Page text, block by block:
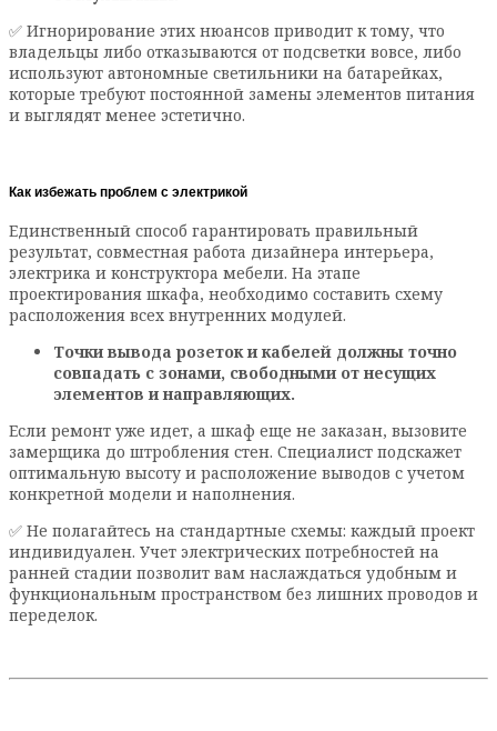
✅ Игнорирование этих нюансов приводит к тому, что
владельцы либо отказываются от подсветки вовсе, либо
используют автономные светильники на батарейках,
которые требуют постоянной замены элементов питания
и выглядят менее эстетично.
Как избежать проблем с электрикой
Единственный способ гарантировать правильный
результат, совместная работа дизайнера интерьера,
электрика и конструктора мебели. На этапе
проектирования шкафа, необходимо составить схему
расположения всех внутренних модулей.
Точки вывода розеток и кабелей должны точно
совпадать с зонами, свободными от несущих
элементов и направляющих.
Если ремонт уже идет, а шкаф еще не заказан, вызовите
замерщика до штробления стен. Специалист подскажет
оптимальную высоту и расположение выводов с учетом
конкретной модели и наполнения.
✅ Не полагайтесь на стандартные схемы: каждый проект
индивидуален. Учет электрических потребностей на
ранней стадии позволит вам наслаждаться удобным и
функциональным пространством без лишних проводов и
переделок.